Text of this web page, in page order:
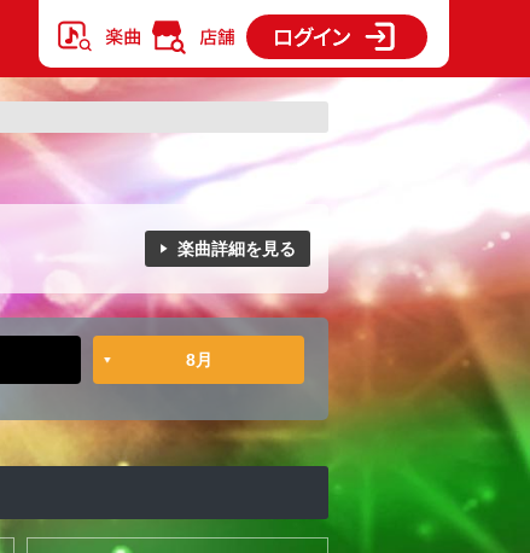
楽曲詳細を見る
8月